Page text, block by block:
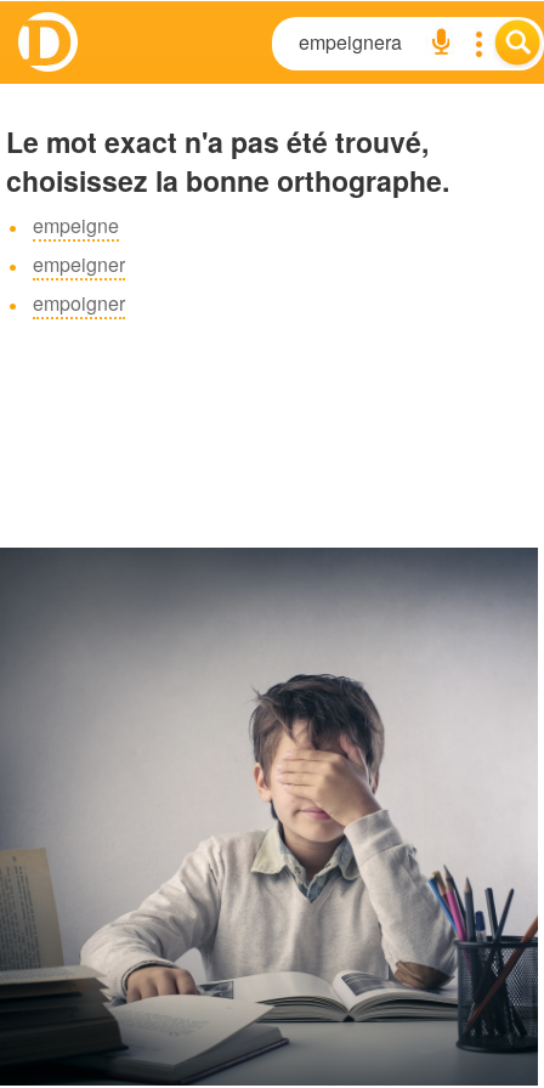
Le mot exact n'a pas été trouvé,
choisissez la bonne orthographe.
empeigne
empeigner
empoigner